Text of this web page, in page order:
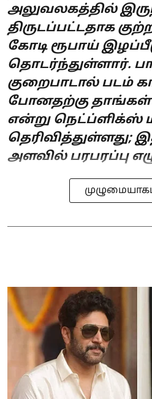
அலுவலகத்தில்
திருடப்பட்டதாக
கோடி ரூபாய்
தொடர்ந்துள்ளார்.
குறைபாடால் படம்
போனதற்கு
என்று நெட்ப்ளிக்ஸ்
தெரிவித்துள்ளது;
அளவில் பரபரப்பு